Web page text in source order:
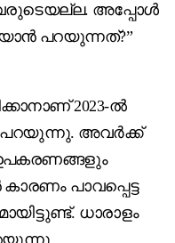
അപ്പോൾ
പറയുന്നത്?”
2023-ൽ
പറയുന്നു. അവർക്ക്
പാവപ്പെട്ട
ധാരാളം